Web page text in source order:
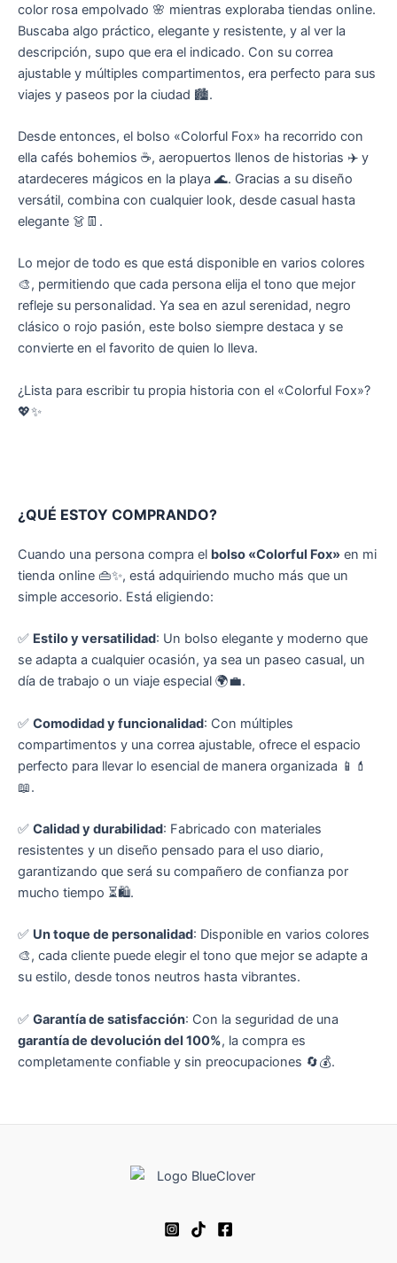
color rosa empolvado 🌸 mientras exploraba tiendas online.
Buscaba algo práctico, elegante y resistente, y al ver la
descripción, supo que era el indicado. Con su correa
ajustable y múltiples compartimentos, era perfecto para sus
viajes y paseos por la ciudad 🏙️.
Desde entonces, el bolso «Colorful Fox» ha recorrido con
ella cafés bohemios ☕, aeropuertos llenos de historias ✈️ y
atardeceres mágicos en la playa 🌊. Gracias a su diseño
versátil, combina con cualquier look, desde casual hasta
elegante 👗👖.
Lo mejor de todo es que está disponible en varios colores
🎨, permitiendo que cada persona elija el tono que mejor
refleje su personalidad. Ya sea en azul serenidad, negro
clásico o rojo pasión, este bolso siempre destaca y se
convierte en el favorito de quien lo lleva.
¿Lista para escribir tu propia historia con el «Colorful Fox»?
💖✨
¿QUÉ ESTOY COMPRANDO?
Cuando una persona compra el bolso «Colorful Fox» en mi
tienda online 👜✨, está adquiriendo mucho más que un
simple accesorio. Está eligiendo:
✅ Estilo y versatilidad: Un bolso elegante y moderno que
se adapta a cualquier ocasión, ya sea un paseo casual, un
día de trabajo o un viaje especial 🌍💼.
✅ Comodidad y funcionalidad: Con múltiples
compartimentos y una correa ajustable, ofrece el espacio
perfecto para llevar lo esencial de manera organizada 📱💄
📖.
✅ Calidad y durabilidad: Fabricado con materiales
resistentes y un diseño pensado para el uso diario,
garantizando que será su compañero de confianza por
mucho tiempo ⏳🛍️.
✅ Un toque de personalidad: Disponible en varios colores
🎨, cada cliente puede elegir el tono que mejor se adapte a
su estilo, desde tonos neutros hasta vibrantes.
✅ Garantía de satisfacción: Con la seguridad de una
garantía de devolución del 100%, la compra es
completamente confiable y sin preocupaciones 🔄💰.